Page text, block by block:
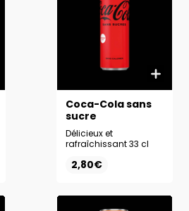
Coca-Cola sans
sucre
Délicieux et
rafraîchissant 33 cl
2,80€